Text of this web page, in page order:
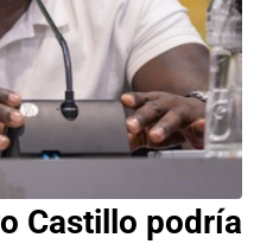
Castillo podría